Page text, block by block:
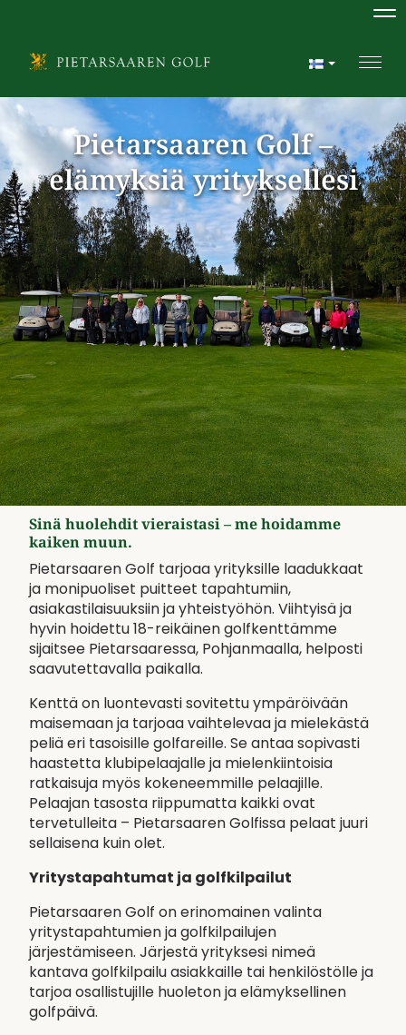
Pietarsaaren Golf –
elämyksiä yrityksellesi
Sinä huolehdit vieraistasi – me hoidamme
kaiken muun.
Pietarsaaren Golf tarjoaa yrityksille laadukkaat
ja monipuoliset puitteet tapahtumiin,
asiakastilaisuuksiin ja yhteistyöhön. Viihtyisä ja
hyvin hoidettu 18-reikäinen golfkenttämme
sijaitsee Pietarsaaressa, Pohjanmaalla, helposti
saavutettavalla paikalla.
Kenttä on luontevasti sovitettu ympäröivään
maisemaan ja tarjoaa vaihtelevaa ja mielekästä
peliä eri tasoisille golfareille. Se antaa sopivasti
haastetta klubipelaajalle ja mielenkiintoisia
ratkaisuja myös kokeneemmille pelaajille.
Pelaajan tasosta riippumatta kaikki ovat
tervetulleita – Pietarsaaren Golfissa pelaat juuri
sellaisena kuin olet.
Yritystapahtumat ja golfkilpailut
Pietarsaaren Golf on erinomainen valinta
yritystapahtumien ja golfkilpailujen
järjestämiseen. Järjestä yrityksesi nimeä
kantava golfkilpailu asiakkaille tai henkilöstölle ja
tarjoa osallistujille huoleton ja elämyksellinen
golfpäivä.